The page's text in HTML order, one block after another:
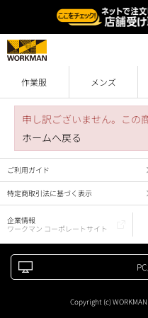
作業服 メンズ
申し訳ございません。この
ホームへ戻る
ご利用ガイド
特定商取引法に基づく表示
企業情報
ワークマン コーポレートサイト
Copyright (c)